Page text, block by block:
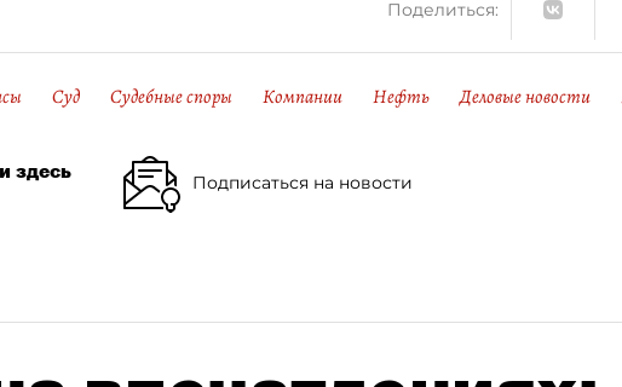
Поделиться:
Суд Судебные споры Компании Нефть Деловые новости
здесь Подписаться на новости